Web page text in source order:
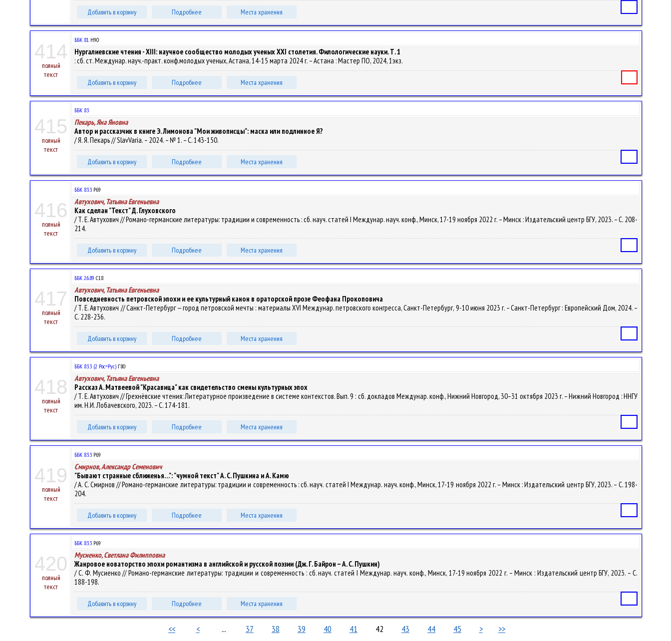
Добавить в корзину Подробнее Места хранения
414
полный
текст
ББК 81.Н90
Нургалиевские чтения - XIII: научное сообщество молодых ученых ХХI столетия. Филологические науки. Т. 1
: сб. ст. Междунар. науч.-практ. конф.молодых ученых, Астана, 14-15 марта 2024 г. – Астана : Мастер ПО, 2024, 1экз.
Добавить в корзину Подробнее Места хранения
415
полный
текст
ББК 83
Пекарь, Яна Яновна
Автор и рассказчик в книге Э. Лимонова "Мои живописцы": маска или подлинное Я?
/ Я. Я. Пекарь // SlavVaria. – 2024. – № 1. – С. 143-150.
Добавить в корзину Подробнее Места хранения
416
полный
текст
ББК 83.3 Р69
Автухович, Татьяна Евгеньевна
Как сделан "Текст" Д. Глуховского
/ Т. Е. Автухович // Романо-германские литературы: традиции и современность : сб. науч. статей I Междунар. науч. конф., Минск, 17-19 ноября 2022 г. – Минск : Издательский центр БГУ, 2023. – С. 208-
214.
Добавить в корзину Подробнее Места хранения
417
полный
текст
ББК 26.89 С18
Автухович, Татьяна Евгеньевна
Повседневность петровской эпохи и ее культурный канон в ораторской прозе Феофана Прокоповича
/ Т. Е. Автухович // Санкт-Петербург — город петровской мечты : материалы XVI Междунар. петровского конгресса, Санкт-Петербург, 9-10 июня 2023 г. – Санкт-Петербург : Европейский Дом, 2024. –
С. 228-236.
Добавить в корзину Подробнее Места хранения
418
полный
текст
ББК 83.3 (2 Рос=Рус) Г80
Автухович, Татьяна Евгеньевна
Рассказ А. Матвеевой "Красавица" как свидетельство смены культурных эпох
/ Т. Е. Автухович // Грехнёвские чтения: Литературное произведение в системе контекстов. Вып. 9 : сб. докладов Междунар. конф., Нижний Новгород, 30–31 октября 2023 г. – Нижний Новгород : ННГУ
им. Н.И. Лобачевского, 2023. – С. 174-181.
Добавить в корзину Подробнее Места хранения
419
полный
текст
ББК 83.3 Р69
Смирнов, Александр Семенович
"Бывают странные сближенья…": "чумной текст" А. С. Пушкина и А. Камю
/ А. С. Смирнов // Романо-германские литературы: традиции и современность : сб. науч. статей I Междунар. науч. конф., Минск, 17-19 ноября 2022 г. – Минск : Издательский центр БГУ, 2023. – С. 198-
204.
Добавить в корзину Подробнее Места хранения
420
полный
текст
ББК 83.3 Р69
Мусиенко, Светлана Филипповна
Жанровое новаторство эпохи романтизма в английской и русской поэзии (Дж. Г. Байрон – А. С. Пушкин)
/ С. Ф. Мусиенко // Романо-германские литературы: традиции и современность : сб. науч. статей I Междунар. науч. конф., Минск, 17-19 ноября 2022 г. – Минск : Издательский центр БГУ, 2023. – С.
188-198.
Добавить в корзину Подробнее Места хранения
<< < ... 37 38 39 40 41 42 43 44 45 > >>